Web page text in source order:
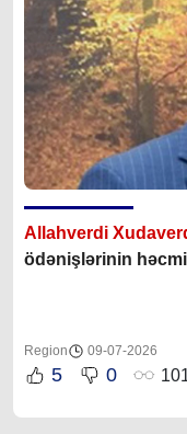
Allahverdi
ödənişlərinin
Region 09-07-2026
5 0